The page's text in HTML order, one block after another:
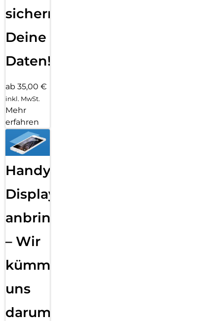
sichern
Deine
Daten!
ab 35,00 €
inkl. MwSt.
Mehr
erfahren
Handy
Displayfolie
anbringen
– Wir
kümmern
uns
darum!